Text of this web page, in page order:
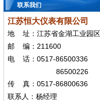
联系我们
江苏恒大仪表有限公司
地
址：江苏省金湖工业园区
邮
编： 211600
电 话： 0517-86500336
86500226
传 真： 0517-86800636
联系人：杨经理